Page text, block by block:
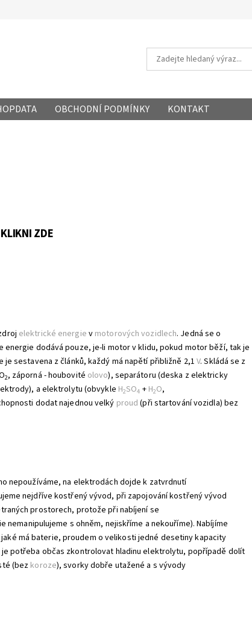
OBCHODNÍ PODMÍNKY KONTAKT
KLIKNIZDE
elektrické energie v motorových vozidlech. Jedná se o
dodává pouze, je-li motor v klidu, pokud motor běží, tak je
je sestavena z článků, každý má napětí přibližně 2,1 V. Skládá se z
2, záporná - houbovité olovo), separátoru (deska z elektricky
a elektrolytu (obvykle H2SO4 + H2O,
dodat najednou velký proud (při startování vozidla) bez
nepoužíváme, na elektrodách dojde k zatvrdnutí
nejdříve kostřený vývod, při zapojování kostřený vývod
prostorech, protože při nabíjení se
nemanipulujeme s ohněm, nejiskříme a nekouříme). Nabíjíme
má baterie, proudem o velikosti jedné desetiny kapacity
potřeba občas zkontrolovat hladinu elektrolytu, popřípadě dolít
(bez koroze), svorky dobře utažené a s vývody